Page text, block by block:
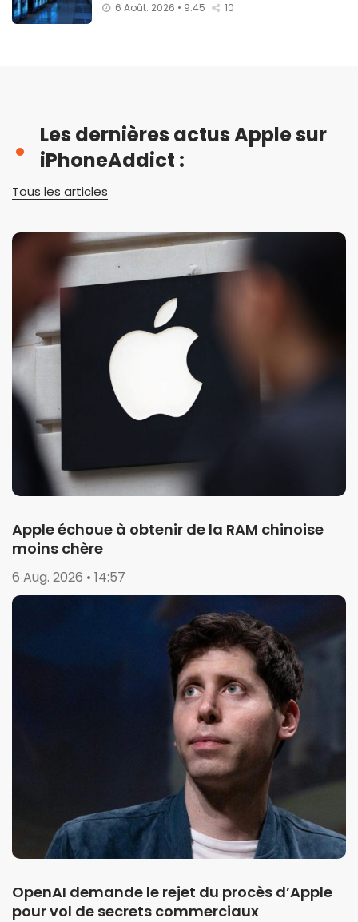
6 Août. 2026 • 9:45 10
Les dernières actus Apple sur
iPhoneAddict :
Tous les articles
Apple échoue à obtenir de la RAM chinoise
moins chère
6 Aug. 2026 • 14:57
OpenAI demande le rejet du procès d’Apple
pour vol de secrets commerciaux